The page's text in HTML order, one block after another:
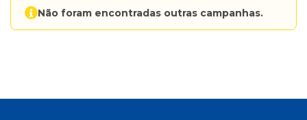
Não foram encontradas outras campanhas.